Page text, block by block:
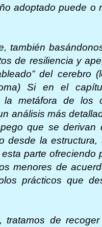
adoptado puede o
también
de resiliencia y
del cerebro
Si en el
la metáfora de
análisis más
que se derivan
desde la
parte ofreciendo
menores de
prácticos que
tratamos de